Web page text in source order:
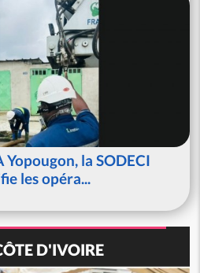
la SODECI
les opéra...
D'IVOIRE